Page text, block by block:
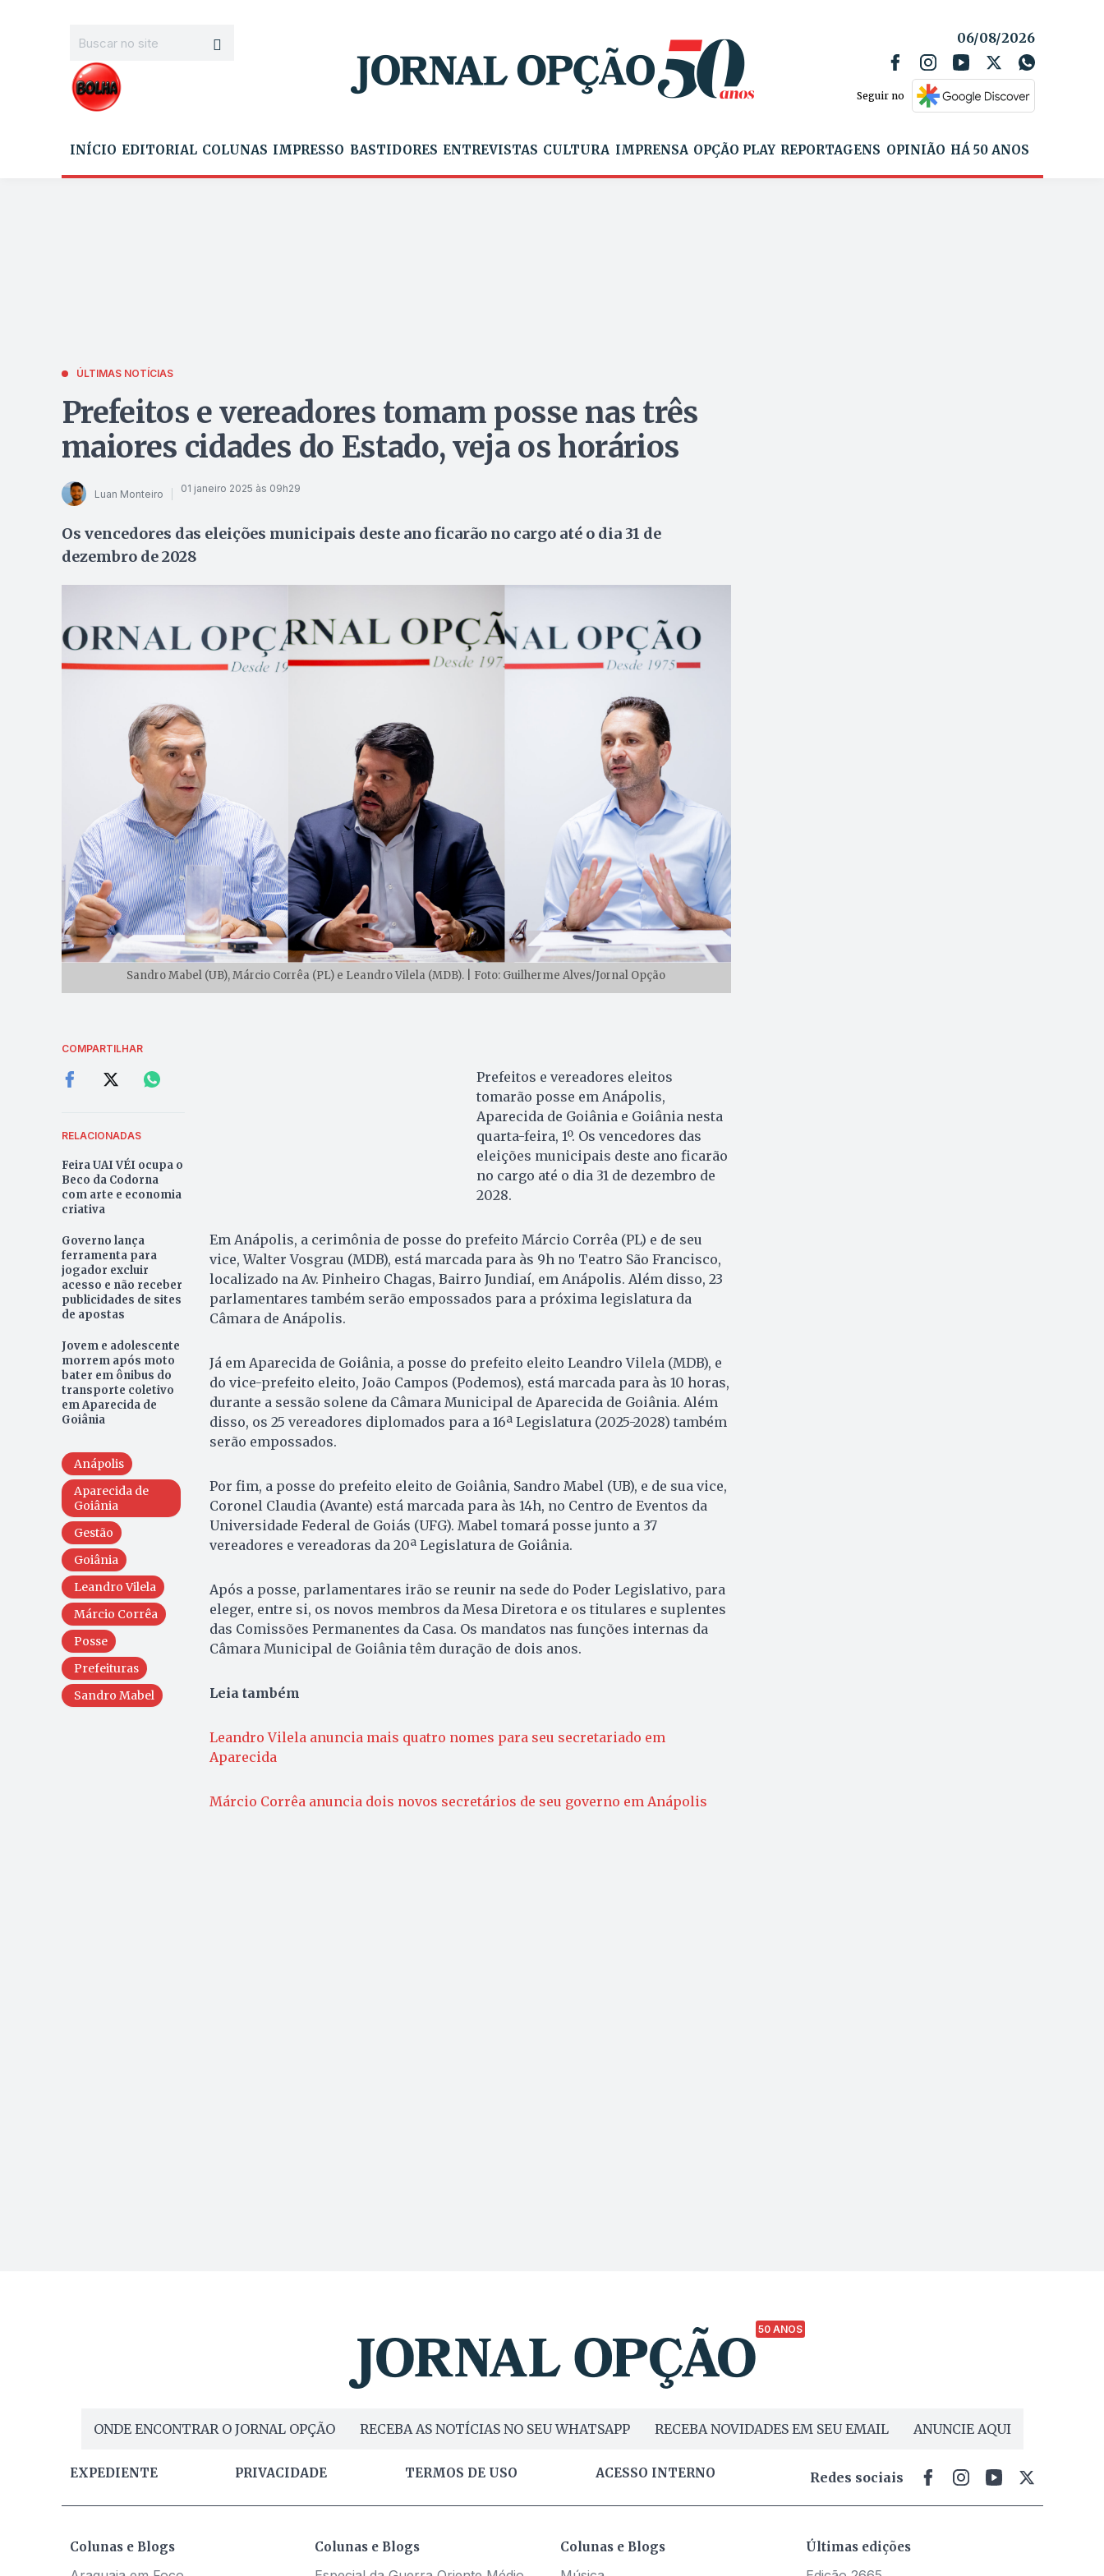
06/08/2026
Seguir no
INÍCIO EDITORIAL COLUNAS IMPRESSO BASTIDORES ENTREVISTAS CULTURA IMPRENSA OPÇÃO PLAY REPORTAGENS OPINIÃO HÁ 50 ANOS
ÚLTIMAS NOTÍCIAS
Prefeitos e vereadores tomam posse nas três
maiores cidades do Estado, veja os horários
Luan Monteiro 01 janeiro 2025 às 09h29
Os vencedores das eleições municipais deste ano ficarão no cargo até o dia 31 de
dezembro de 2028
Sandro Mabel (UB), Márcio Corrêa (PL) e Leandro Vilela (MDB). | Foto: Guilherme Alves/Jornal Opção
COMPARTILHAR
RELACIONADAS
Feira UAI VÉI ocupa o
Beco da Codorna
com arte e economia
criativa
Governo lança
ferramenta para
jogador excluir
acesso e não receber
publicidades de sites
de apostas
Jovem e adolescente
morrem após moto
bater em ônibus do
transporte coletivo
em Aparecida de
Goiânia
Anápolis
Aparecida de
Goiânia
Gestão
Goiânia
Leandro Vilela
Márcio Corrêa
Posse
Prefeituras
Sandro Mabel
Prefeitos e vereadores eleitos
tomarão posse em Anápolis,
Aparecida de Goiânia e Goiânia nesta
quarta-feira, 1º. Os vencedores das
eleições municipais deste ano ficarão
no cargo até o dia 31 de dezembro de
2028.
Em Anápolis, a cerimônia de posse do prefeito Márcio Corrêa (PL) e de seu
vice, Walter Vosgrau (MDB), está marcada para às 9h no Teatro São Francisco,
localizado na Av. Pinheiro Chagas, Bairro Jundiaí, em Anápolis. Além disso, 23
parlamentares também serão empossados para a próxima legislatura da
Câmara de Anápolis.
Já em Aparecida de Goiânia, a posse do prefeito eleito Leandro Vilela (MDB), e
do vice-prefeito eleito, João Campos (Podemos), está marcada para às 10 horas,
durante a sessão solene da Câmara Municipal de Aparecida de Goiânia. Além
disso, os 25 vereadores diplomados para a 16ª Legislatura (2025-2028) também
serão empossados.
Por fim, a posse do prefeito eleito de Goiânia, Sandro Mabel (UB), e de sua vice,
Coronel Claudia (Avante) está marcada para às 14h, no Centro de Eventos da
Universidade Federal de Goiás (UFG). Mabel tomará posse junto a 37
vereadores e vereadoras da 20ª Legislatura de Goiânia.
Após a posse, parlamentares irão se reunir na sede do Poder Legislativo, para
eleger, entre si, os novos membros da Mesa Diretora e os titulares e suplentes
das Comissões Permanentes da Casa. Os mandatos nas funções internas da
Câmara Municipal de Goiânia têm duração de dois anos.
Leia também
Leandro Vilela anuncia mais quatro nomes para seu secretariado em
Aparecida
Márcio Corrêa anuncia dois novos secretários de seu governo em Anápolis
50 ANOS
ONDE ENCONTRAR O JORNAL OPÇÃO RECEBA AS NOTÍCIAS NO SEU WHATSAPP RECEBA NOVIDADES EM SEU EMAIL ANUNCIE AQUI
EXPEDIENTE PRIVACIDADE TERMOS DE USO ACESSO INTERNO Redes sociais
Colunas e Blogs Colunas e Blogs Colunas e Blogs Últimas edições